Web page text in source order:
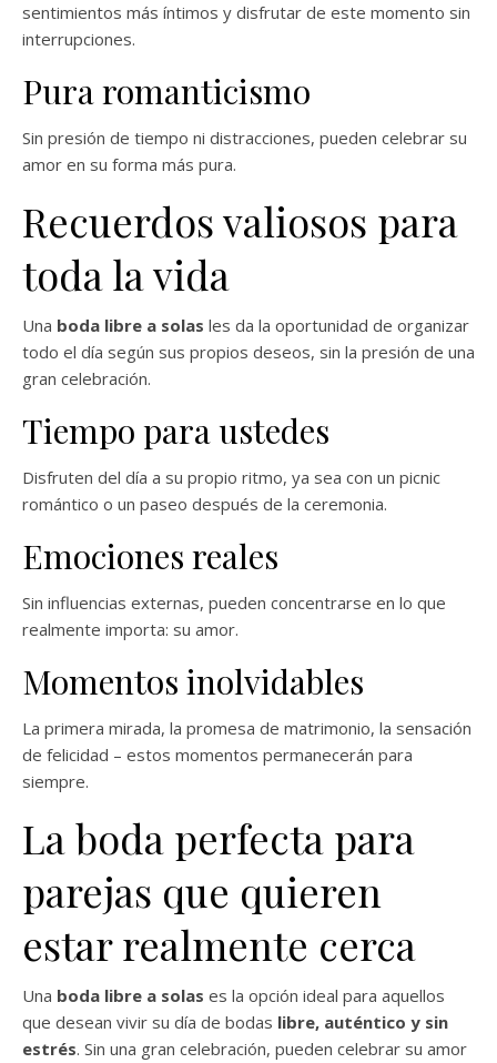
sentimientos más íntimos y disfrutar de este momento sin
interrupciones.
Pura romanticismo
Sin presión de tiempo ni distracciones, pueden celebrar su
amor en su forma más pura.
Recuerdos valiosos para
toda la vida
Una boda libre a solas les da la oportunidad de organizar
todo el día según sus propios deseos, sin la presión de una
gran celebración.
Tiempo para ustedes
Disfruten del día a su propio ritmo, ya sea con un picnic
romántico o un paseo después de la ceremonia.
Emociones reales
Sin influencias externas, pueden concentrarse en lo que
realmente importa: su amor.
Momentos inolvidables
La primera mirada, la promesa de matrimonio, la sensación
de felicidad – estos momentos permanecerán para
siempre.
La boda perfecta para
parejas que quieren
estar realmente cerca
Una boda libre a solas es la opción ideal para aquellos
que desean vivir su día de bodas libre, auténtico y sin
estrés. Sin una gran celebración, pueden celebrar su amor